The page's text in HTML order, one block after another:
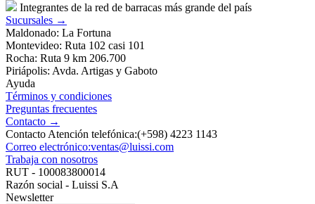
Integrantes de la red de barracas más grande del país
Sucursales →
Maldonado: La Fortuna
Montevideo: Ruta 102 casi 101
Rocha: Ruta 9 km 206.700
Piriápolis: Avda. Artigas y Gaboto
Ayuda
Términos y condiciones
Preguntas frecuentes
Contacto →
Contacto Atención telefónica:(+598) 4223 1143
Correo electrónico:ventas@luissi.com
Trabaja con nosotros
RUT - 100083800014
Razón social - Luissi S.A
Newsletter